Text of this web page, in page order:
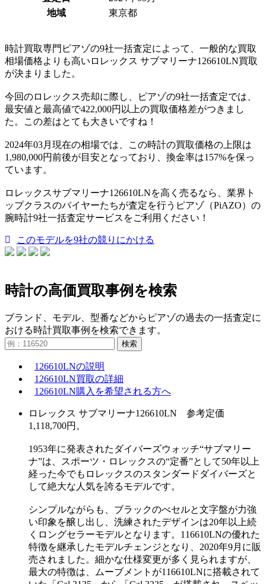
地域
東京都
時計買取専門ピアゾの9社一括査定によって、一般的な買取
相場価格よりも高いロレックス サブマリーナ126610LN買取
が決まりました。
今回のロレックス売却に際し、ピアゾの9社一括査定では、
最安値と最高値で422,000円以上の買取価格差がつきまし
た。この差はとても大きいですね！
2024年03月現在の相場では、この時計の買取価格の上限は
1,980,000円前後が目安となっており、換金率は157%を保っ
ています。
ロレックスサブマリーナ126610LNを高く売るなら、業界ト
ップクラスのバイヤーたちが査定を行うピアゾ（PiAZO）の
腕時計9社一括査定サービスをご利用ください！
このモデルを9社の競りにかける
時計の高価買取事例を検索
ブランド、モデル、型番などからピアゾの過去の一括査定に
おける時計買取事例を検索できます。
検索
126610LNの説明
126610LN買取の詳細
126610LN購入を希望される方へ
ロレックス サブマリーナ126610LN 参考定価
1,118,700円。
1953年に発表されたダイバーズウォッチ“サブマリー
ナ”は、スポーツ・ロレックスの“定番”として50年以上
経った今でもロレックスのスタンダードダイバーズと
して絶大な人気を誇るモデルです。
シンプルながらも、ブラックのべセルと文字盤が力強
い印象を醸し出し、洗練されたデザインは20年以上続
くロングセラーモデルとなります。116610LNの優れた
特徴を継承したモデルチェンジとなり、2020年9月に販
売されました。細かな仕様変更が多く見られますが、
最大の特徴は、ムーブメントが116610LNに搭載されて